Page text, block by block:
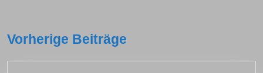
Vorherige Beiträge